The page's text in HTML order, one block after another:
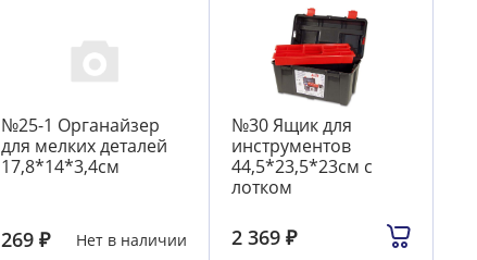
№25-1 Органайзер
для мелких деталей
17,8*14*3,4см
269₽ Нет в наличии
№30 Ящик для
инструментов
44,5*23,5*23см с
лотком
2 369 ₽